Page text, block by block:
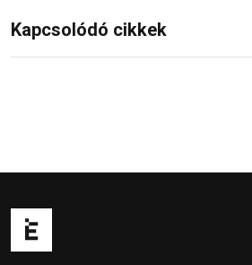
Kapcsolódó cikkek